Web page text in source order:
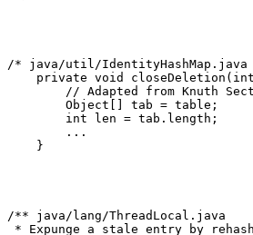
/* java/util/IdentityHashMap.java
private void
// Adapted from Knuth
        Object[] tab = table;
        int len = tab.length;
        ...
    }
/** java/lang/ThreadLocal.java
* Expunge a stale entry by